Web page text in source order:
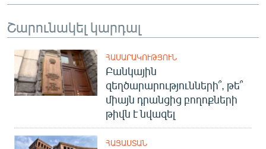
Շարունակել կարդալ
ՀԱՍԱՐԱԿՈՒԹՅՈՒՆ
Բանկային
զեղծարարությունների՞, թե՞
միայն դրանցից բողոքների
թիվն է նվազել
ՀԱՅԱՍՏԱՆ